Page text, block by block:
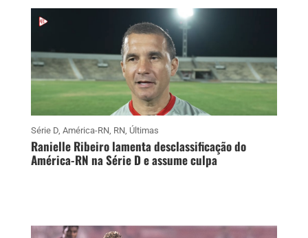
Série D, América-RN, RN, Últimas
Ranielle Ribeiro lamenta desclassificação do
América-RN na Série D e assume culpa